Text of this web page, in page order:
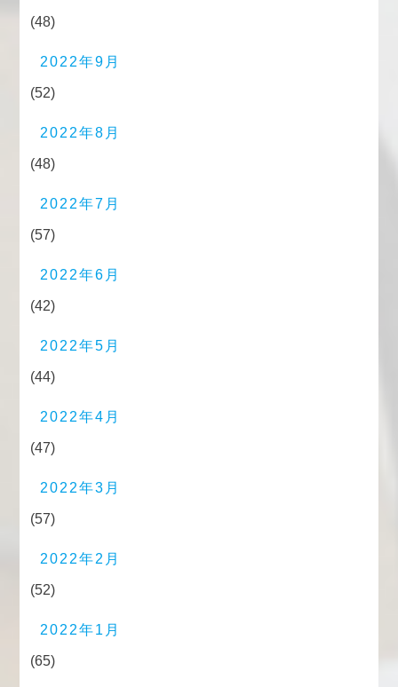
(48)
2022年9月
(52)
2022年8月
(48)
2022年7月
(57)
2022年6月
(42)
2022年5月
(44)
2022年4月
(47)
2022年3月
(57)
2022年2月
(52)
2022年1月
(65)